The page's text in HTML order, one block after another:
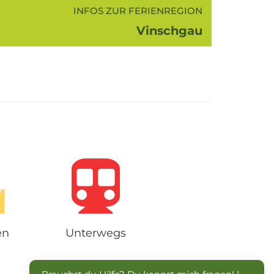
INFOS ZUR FERIENREGION
Vinschgau
Unterwegs